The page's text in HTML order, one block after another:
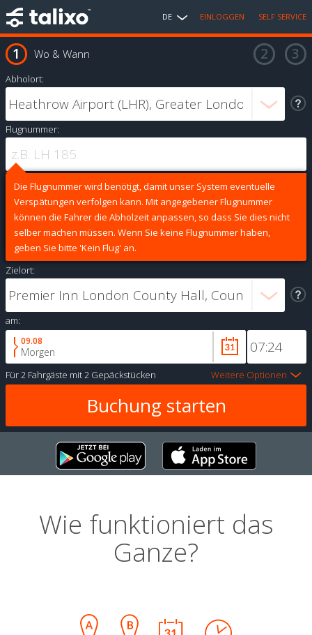
DE EINLOGGEN SELF SERVICE
Wo & Wann
Abholort:
Flugnummer:
Die Flugnummer wird benötigt, damit unser System eventuelle
Verspätungen verfolgen kann. Mit angegebener Flugnummer
können die Fahrer die Abholzeit anpassen, so dass Sie dies nicht
selber machen müssen. Wenn Sie keine Flugnummer haben,
geben Sie bitte 'Kein Flug' an.
Zielort:
am:
09.08
Morgen
Für2 Fahrgäste mit2 Gepäckstücken Weitere Optionen
Wie funktioniert das
Ganze?